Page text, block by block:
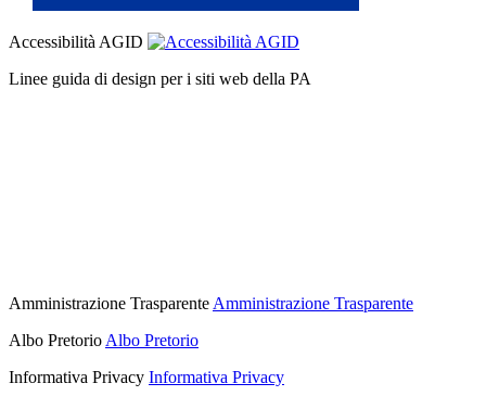
Accessibilità AGID
Linee guida di design per i siti web della PA
Amministrazione Trasparente Amministrazione Trasparente
Albo Pretorio Albo Pretorio
Informativa Privacy Informativa Privacy